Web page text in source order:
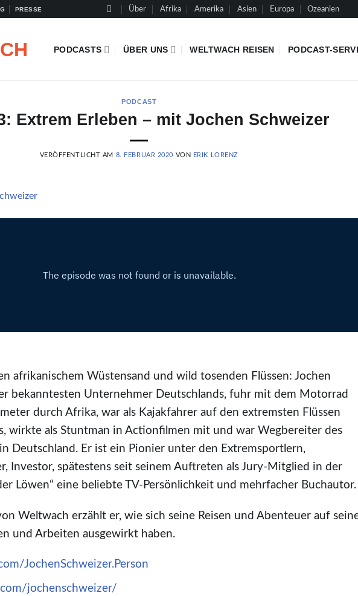
PRESSE Über Afrika Amerika Asien Europa Ozeanien
PODCASTS ÜBER UNS WELTWACH REISEN PODCAST-
PODCAST
Extrem Erleben – mit Jochen Schweizer
VERÖFFENTLICHT AM 8. FEBRUAR 2020 VON ERIK LORENZ
afrikanischem Wüstensand und wild tosenden Flüssen: Jochen
bekanntesten Unternehmer Deutschlands, fuhr mit dem Motorrad
durch Afrika, war als Kajakfahrer auf den extremsten Flüssen
wirkte als Stuntman in Actionfilmen mit und war Wegbereiter des
Deutschland. Er ist ein Pionier unter den Extremsportlern,
Investor, spätestens seit seinem Auftreten als Jury-Mitglied in der
Löwen“ eine beliebte TV-Persönlichkeit und mehrfacher Buchautor.
Weltwach erzählt er, wie sich seine Reisen und Abenteuer auf
und Arbeiten ausgewirkt haben.
JochenSchweizer.Person
jochenschweizer/